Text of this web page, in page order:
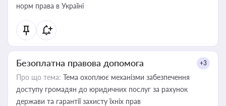
норм права в Україні
Безоплатна правова допомога +3
Про що тема: Тема охоплює механізми забезпечення
доступу громадян до юридичних послуг за рахунок
держави та гарантії захисту їхніх прав